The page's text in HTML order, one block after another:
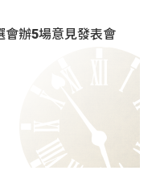
會辦5場意見發表會